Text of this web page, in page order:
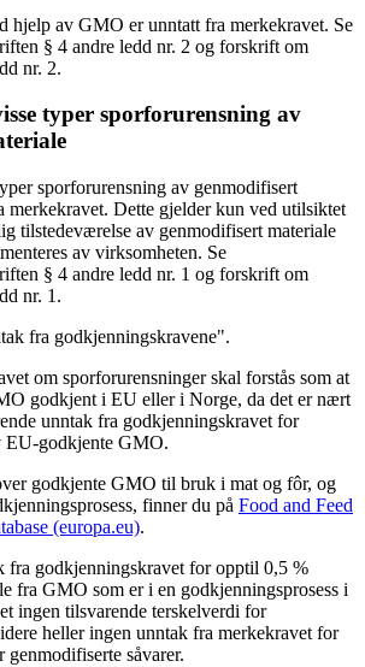
hjelp av GMO er unntatt fra merkekravet. Se
§ 4 andre ledd nr. 2 og forskrift om
nr. 2.
typer sporforurensning av
sporforurensning av genmodifisert
merkekravet. Dette gjelder kun ved utilsiktet
tilstedeværelse av genmodifisert materiale
av virksomheten. Se
§ 4 andre ledd nr. 1 og forskrift om
nr. 1.
fra godkjenningskravene".
om sporforurensninger skal forstås som at
godkjent i EU eller i Norge, da det er nært
unntak fra godkjenningskravet for
EU-godkjente GMO.
godkjente GMO til bruk i mat og fôr, og
finner du på Food and Feed
(europa.eu).
fra godkjenningskravet for opptil 0,5 %
fra GMO som er i en godkjenningsprosess i
ingen tilsvarende terskelverdi for
heller ingen unntak fra merkekravet for
såvarer.